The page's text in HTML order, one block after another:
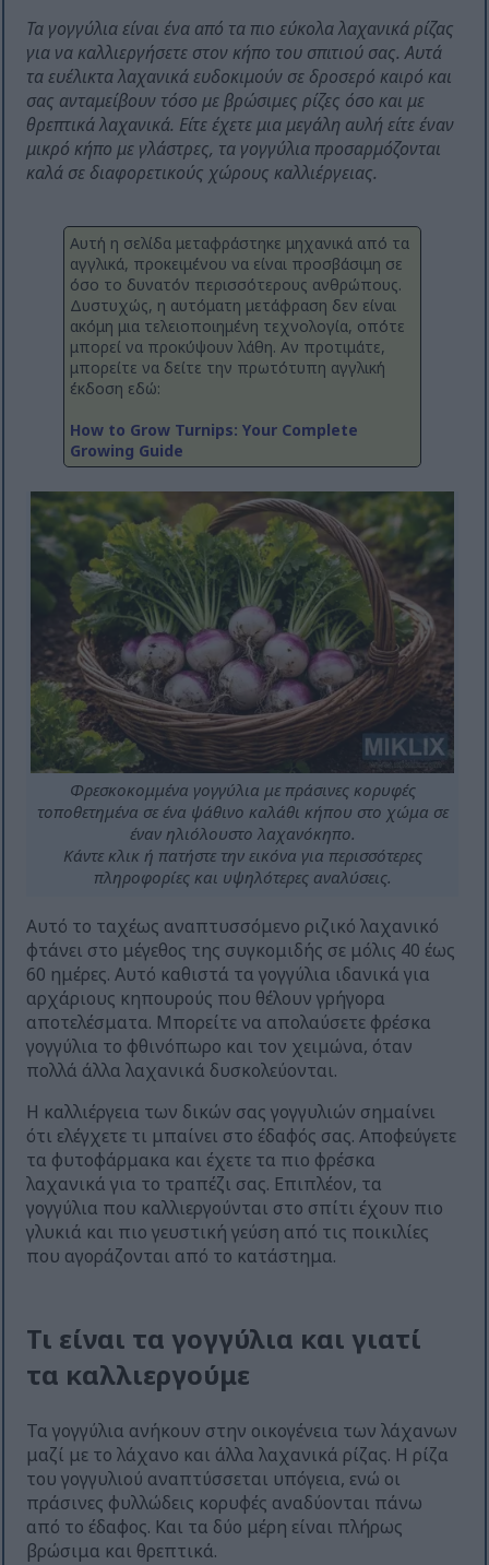
Τα γογγύλια είναι ένα από τα πιο εύκολα λαχανικά ρίζας
για να καλλιεργήσετε στον κήπο του σπιτιού σας. Αυτά
τα ευέλικτα λαχανικά ευδοκιμούν σε δροσερό καιρό και
σας ανταμείβουν τόσο με βρώσιμες ρίζες όσο και με
θρεπτικά λαχανικά. Είτε έχετε μια μεγάλη αυλή είτε έναν
μικρό κήπο με γλάστρες, τα γογγύλια προσαρμόζονται
καλά σε διαφορετικούς χώρους καλλιέργειας.
Αυτή η σελίδα μεταφράστηκε μηχανικά από τα
αγγλικά, προκειμένου να είναι προσβάσιμη σε
όσο το δυνατόν περισσότερους ανθρώπους.
Δυστυχώς, η αυτόματη μετάφραση δεν είναι
ακόμη μια τελειοποιημένη τεχνολογία, οπότε
μπορεί να προκύψουν λάθη. Αν προτιμάτε,
μπορείτε να δείτε την πρωτότυπη αγγλική
έκδοση εδώ:
How to Grow Turnips: Your Complete
Growing Guide
Φρεσκοκομμένα γογγύλια με πράσινες κορυφές
τοποθετημένα σε ένα ψάθινο καλάθι κήπου στο χώμα σε
έναν ηλιόλουστο λαχανόκηπο.
Κάντε κλικ ή πατήστε την εικόνα για περισσότερες
πληροφορίες και υψηλότερες αναλύσεις.
Αυτό το ταχέως αναπτυσσόμενο ριζικό λαχανικό
φτάνει στο μέγεθος της συγκομιδής σε μόλις 40 έως
60 ημέρες. Αυτό καθιστά τα γογγύλια ιδανικά για
αρχάριους κηπουρούς που θέλουν γρήγορα
αποτελέσματα. Μπορείτε να απολαύσετε φρέσκα
γογγύλια το φθινόπωρο και τον χειμώνα, όταν
πολλά άλλα λαχανικά δυσκολεύονται.
Η καλλιέργεια των δικών σας γογγυλιών σημαίνει
ότι ελέγχετε τι μπαίνει στο έδαφός σας. Αποφεύγετε
τα φυτοφάρμακα και έχετε τα πιο φρέσκα
λαχανικά για το τραπέζι σας. Επιπλέον, τα
γογγύλια που καλλιεργούνται στο σπίτι έχουν πιο
γλυκιά και πιο γευστική γεύση από τις ποικιλίες
που αγοράζονται από το κατάστημα.
Τι είναι τα γογγύλια και γιατί
τα καλλιεργούμε
Τα γογγύλια ανήκουν στην οικογένεια των λάχανων
μαζί με το λάχανο και άλλα λαχανικά ρίζας. Η ρίζα
του γογγυλιού αναπτύσσεται υπόγεια, ενώ οι
πράσινες φυλλώδεις κορυφές αναδύονται πάνω
από το έδαφος. Και τα δύο μέρη είναι πλήρως
βρώσιμα και θρεπτικά.